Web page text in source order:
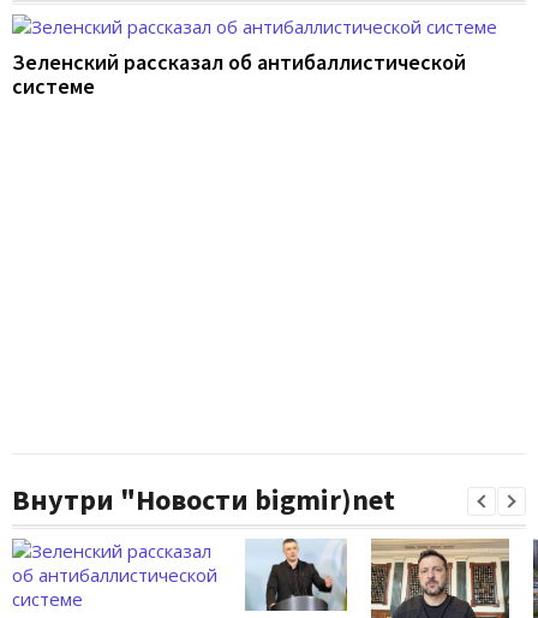
Зеленский рассказал об антибаллистической
системе
Внутри "Новости bigmir)net